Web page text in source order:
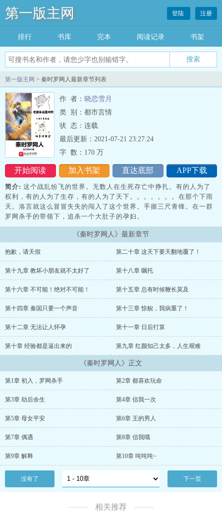
第一版主网
搜索
登陆 注册
排行 书库 完本 阅读记录 书架
第一版主网 > 秦时罗网人最新章节列表
作 者： 晓恋雪月
类 别：都市言情
状 态：连载
开始阅读 加入书架 直达底部 APP下载
最后更新：2021-07-21 23:27:24
字 数： 170 万
简介: 这个战乱纷飞的世界。无数人在生死存亡中挣扎。有的人为了
权利，有的人为了生存，有的人为了天下。。。。。。。在那个下雨
天。洛言就这么冒冒失失的闯入了这个世界。手握三尺青锋。在一群
罗网杀手的带领下，追杀一个大肚子的孕妇。
《秦时罗网人》最新章节
抱歉，请天假 第二十章 这天下要天翻地覆了！
第十九章 教坏小朋友就不太好了 第十八章 嘱托
第十六章 不可能！绝对不可能！ 第十五章 总有时候鞭长莫及
第十四章 秦国只要一个声音 第十三章 惊鲵，我病重了！
第十二章 无法让人怀孕 第十一章 日后打算
第十章 经验都是逼出来的 第九章 红颜知己太多，人生艰难
《秦时罗网人》正文
第1章 初入，罗网杀手 第2章 都喜欢玩命
第3章 劫后余生 第4章 信我一次
第5章 母女平安 第6章 王的男人
第7章 偶遇 第8章 信我哦
第9章 解释 第10章 吨吨吨~
没有了 下一页
相关推荐